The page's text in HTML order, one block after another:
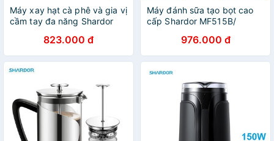
Máy xay hạt cà phê và gia vị
cầm tay đa năng Shardor
823.000 đ
Máy đánh sữa tạo bọt cao
cấp Shardor MF515B/
BẢO HÀNH 6 THÁNG
976.000 đ